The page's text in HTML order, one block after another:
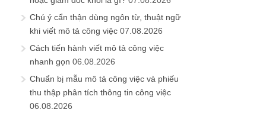
Chú ý cẩn thận dùng ngôn từ, thuật ngữ
khi viết mô tả công việc 07.08.2026
Cách tiến hành viết mô tả công việc
nhanh gọn 06.08.2026
Chuẩn bị mẫu mô tả công việc và phiếu
thu thập phân tích thông tin công việc
06.08.2026